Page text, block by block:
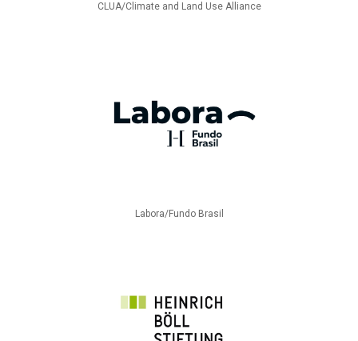
CLUA/Climate and Land Use Alliance
Labora/Fundo Brasil